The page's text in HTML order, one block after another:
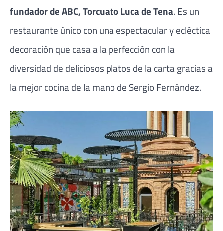
fundador de ABC, Torcuato Luca de Tena. Es un
restaurante único con una espectacular y ecléctica
decoración que casa a la perfección con la
diversidad de deliciosos platos de la carta gracias a
la mejor cocina de la mano de Sergio Fernández.